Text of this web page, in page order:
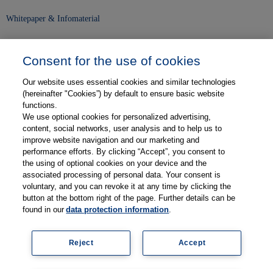
Whitepaper & Infomaterial
Karriere
Kontakt
Web-Semniare
Anwenderberichte
Partner
Impressum Datenschutz Kontakt AGB
Consent for the use of cookies
Our website uses essential cookies and similar technologies
(hereinafter "Cookies”) by default to ensure basic website
functions.
We use optional cookies for personalized advertising,
content, social networks, user analysis and to help us to
improve website navigation and our marketing and
performance efforts. By clicking “Accept”, you consent to
the using of optional cookies on your device and the
associated processing of personal data. Your consent is
voluntary, and you can revoke it at any time by clicking the
button at the bottom right of the page. Further details can be
found in ourdata protection information.
Accept
Reject